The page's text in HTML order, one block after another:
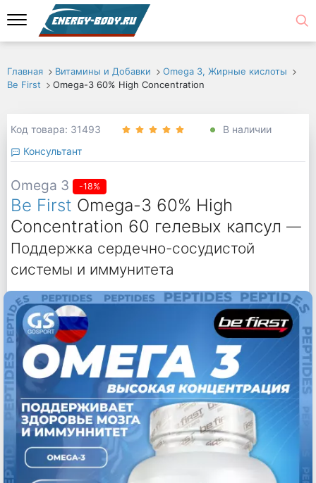
Главная Витамины и Добавки
Omega 3, Жирные кислоты
Be First
Omega-3 60% High Concentration
Код товара: 31493
В наличии
Консультант
Omega 3 -18%
Be First Omega-3 60% High
Concentration 60 гелевых капсул —
Поддержка сердечно-сосудистой
системы и иммунитета